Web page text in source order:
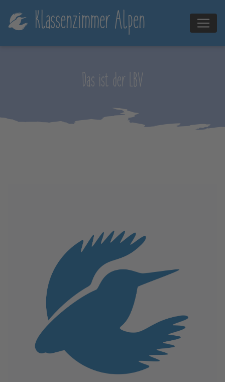
Klassenzimmer Alpen
Das ist der LBV